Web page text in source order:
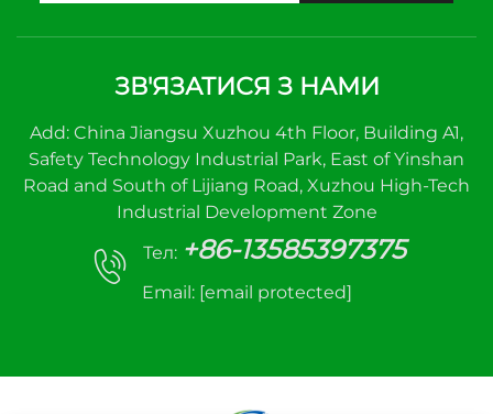
ЗВ'ЯЗАТИСЯ З НАМИ
Add: China Jiangsu Xuzhou 4th Floor, Building A1,
Safety Technology Industrial Park, East of Yinshan
Road and South of Lijiang Road, Xuzhou High-Tech
Industrial Development Zone
Тел: +86-13585397375
Email: [email protected]